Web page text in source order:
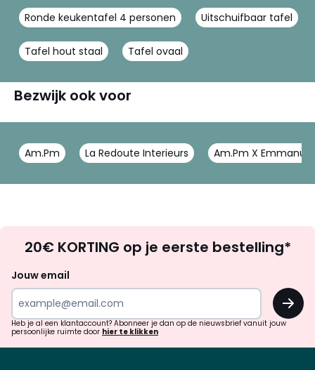
Ronde keukentafel 4 personen Uitschuifbaar tafel
Tafel hout staal Tafel ovaal
Bezwijk ook voor
Am.Pm La Redoute Interieurs Am.Pm X
zoek
inspiratie
verrassingen?
20€ KORTING op je eerste bestelling*
Jouw email
OK
Heb je al een klantaccount? Abonneer je dan op de nieuwsbrief vanuit jouw
persoonlijke ruimte door hier te klikken